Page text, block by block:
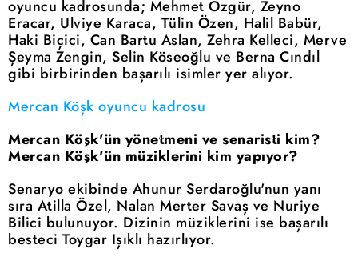
oyuncu kadrosunda; Mehmet Özgür, Zeyno
Eracar, Ulviye Karaca, Tülin Özen, Halil Babür,
Haki Biçici, Can Bartu Aslan, Zehra Kelleci, Merve
Şeyma Zengin, Selin Köseoğlu ve Berna Cındıl
gibi birbirinden başarılı isimler yer alıyor.
Mercan Köşk oyuncu kadrosu
Mercan Köşk'ün yönetmeni ve senaristi kim?
Mercan Köşk'ün müziklerini kim yapıyor?
Senaryo ekibinde Ahunur Serdaroğlu'nun yanı
sıra Atilla Özel, Nalan Merter Savaş ve Nuriye
Bilici bulunuyor. Dizinin müziklerini ise başarılı
besteci Toygar Işıklı hazırlıyor.